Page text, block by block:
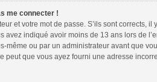
me connecter !
et votre mot de passe. S’ils sont corrects, il
avez indiqué avoir moins de 13 ans lors de
même ou par un administrateur avant que
peut que vous ayez fourni une adresse